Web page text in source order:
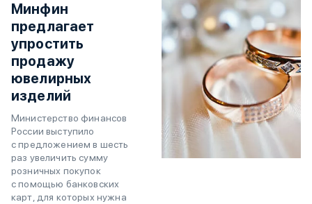
Минфин
предлагает
упростить
продажу
ювелирных
изделий
Министерство финансов
России выступило
с предложением в шесть
раз увеличить сумму
розничных покупок
с помощью банковских
карт, для которых нужна